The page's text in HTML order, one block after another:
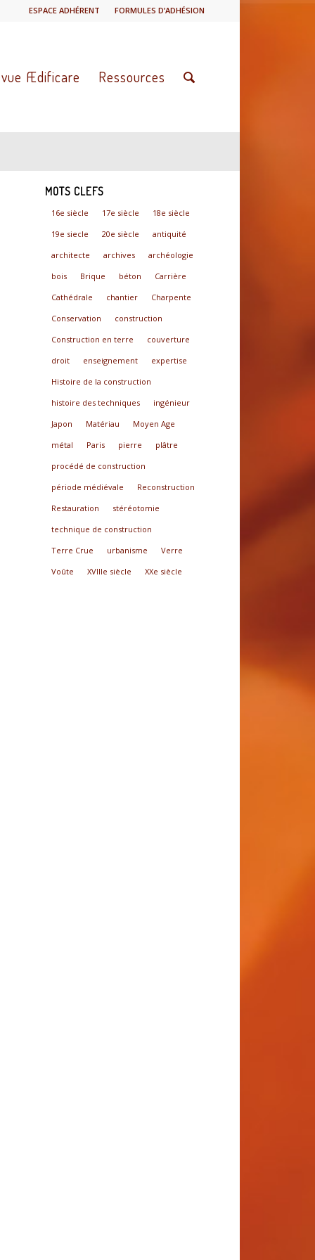
ESPACE ADHÉRENT FORMULES D’ADHÉSION
Ædificare Ressources
MOTS CLEFS
16e siècle 17e siècle
18e siècle
19e siecle
20e siècle
antiquité
architecte
archives
archéologie
bois
Brique béton
Carrière
Cathédrale
chantier
Charpente
Conservation
construction
Construction en terre
couverture
droit
enseignement
expertise
Histoire de la construction
histoire des techniques
ingénieur
Japon
Matériau
Moyen Age
métal
Paris pierre
plâtre
procédé de construction
période médiévale
Reconstruction
Restauration
stéréotomie
technique de construction
Terre Crue
urbanisme
Verre
Voûte
XVIIIe siècle XXe siècle